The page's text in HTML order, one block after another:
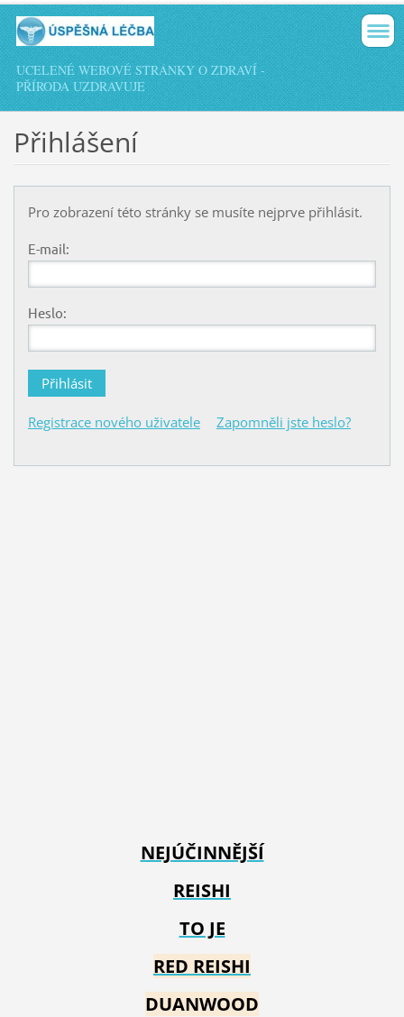
UCELENÉ WEBOVÉ STRÁNKY O ZDRAVÍ -
PŘÍRODA UZDRAVUJE
Přihlášení
Pro zobrazení této stránky se musíte nejprve přihlásit.
E-mail:
Heslo:
Registrace nového uživatele Zapomněli jste heslo?
NEJÚČINNĚJŠÍ
REISHI
TO JE
RED REISHI
DUANWOOD